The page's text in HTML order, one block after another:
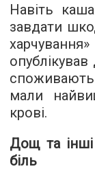
Навіть
завдати
мали
крові.
Дощ та
біль